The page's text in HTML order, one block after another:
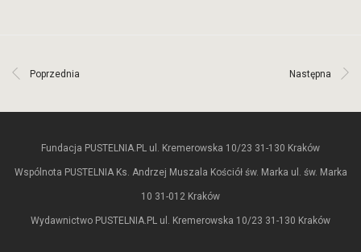
Poprzednia Następna
Fundacja PUSTELNIA.PL ul. Kremerowska 10/23 31-130 Kraków
Wspólnota PUSTELNIA Ks. Andrzej Muszala Kościół św. Marka ul. św. Marka
10 31-012 Kraków
Wydawnictwo PUSTELNIA.PL ul. Kremerowska 10/23 31-130 Kraków